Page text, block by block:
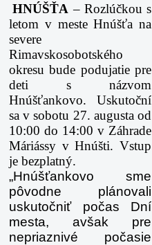
HNÚŠŤA – Rozlúčkou s
letom v meste Hnúšťa na
severe
Rimavskosobotského
okresu bude podujatie pre
deti s názvom
Hnúšťankovo. Uskutoční
sa v sobotu 27. augusta od
10:00 do 14:00 v Záhrade
Máriássy v Hnúšti. Vstup
je bezplatný.
„Hnúšťankovo sme
pôvodne plánovali
uskutočniť počas Dní
mesta, avšak pre
nepriaznivé počasie